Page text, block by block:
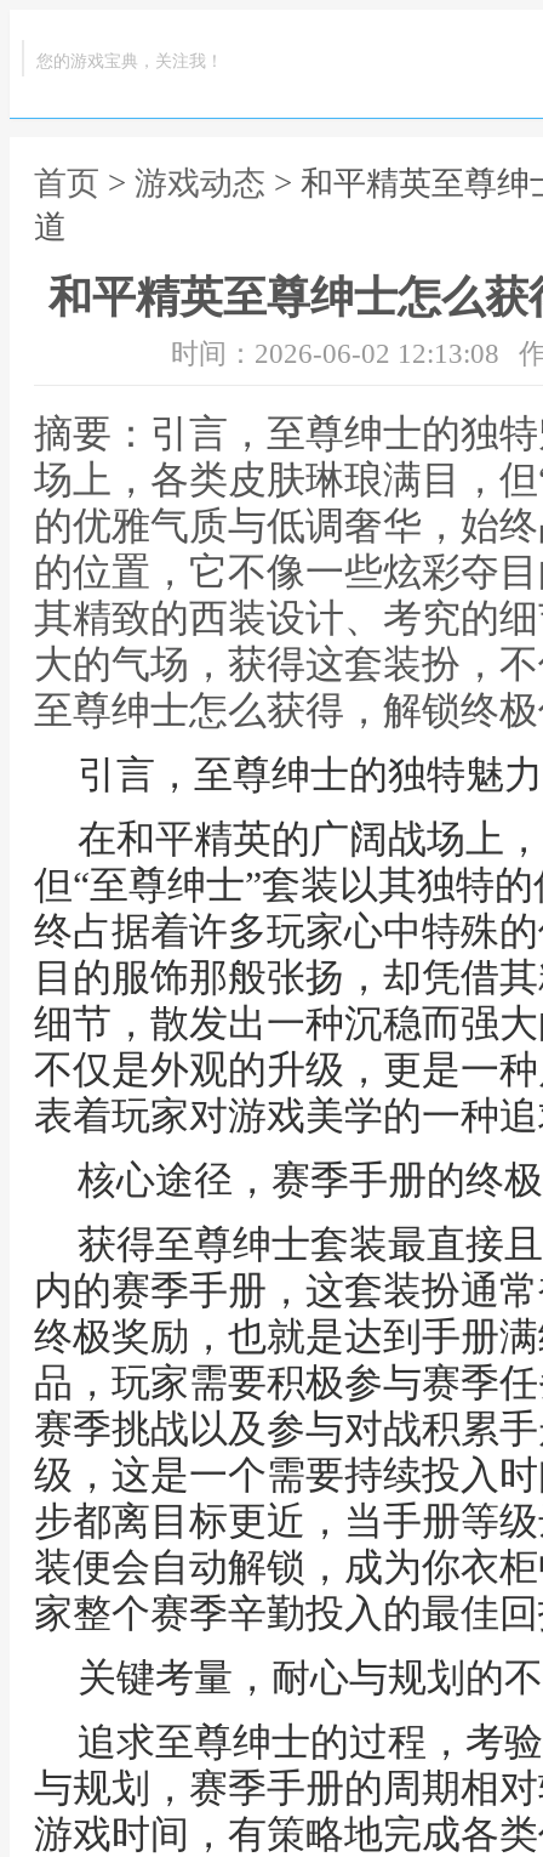
您的游戏宝典，关注我！
首页 > 游戏动态 > 和平精英至尊
道
和平精英至尊绅士怎么
时间：2026-06-02 12:13:08
摘要：引言，至尊绅士的独
场上，各类皮肤琳琅满目，
的优雅气质与低调奢华，始
的位置，它不像一些炫彩夺
其精致的西装设计、考究的
大的气场，获得这套装扮，
至尊绅士怎么获得，解锁终
引言，至尊绅士的独特魅力
在和平精英的广阔战场上
但“至尊绅士”套装以其独特
终占据着许多玩家心中特殊
目的服饰那般张扬，却凭借
细节，散发出一种沉稳而强
不仅是外观的升级，更是一
表着玩家对游戏美学的一种
核心途径，赛季手册的终
获得至尊绅士套装最直接
内的赛季手册，这套装扮通
终极奖励，也就是达到手册
品，玩家需要积极参与赛季
赛季挑战以及参与对战积累
级，这是一个需要持续投入
步都离目标更近，当手册等
装便会自动解锁，成为你衣
家整个赛季辛勤投入的最佳
关键考量，耐心与规划的
追求至尊绅士的过程，考
与规划，赛季手册的周期相
游戏时间，有策略地完成各